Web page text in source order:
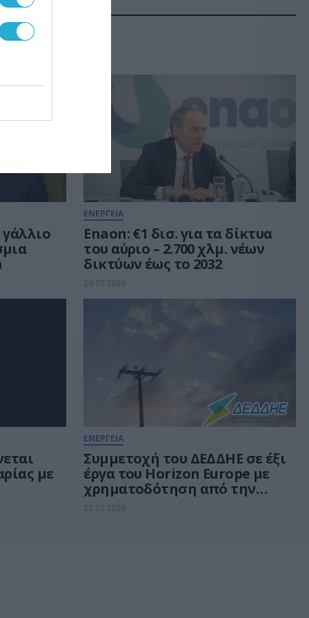
γάλλιο
ΕΝΕΡΓΕΙΑ
Enaon: €1 δισ. για τα δίκτυα
του αύριο – 2.700 χλμ. νέων
δικτύων έως το 2032
29.07.2026
με
ΕΝΕΡΓΕΙΑ
Συμμετοχή του ΔΕΔΔΗΕ σε έξι
έργα του Horizon Europe με
χρηματοδότηση από την
Κομισιόν
22.07.2026